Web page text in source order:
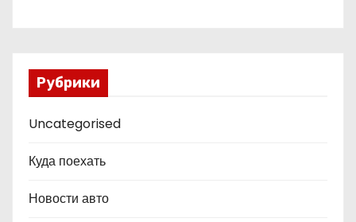
Рубрики
Uncategorised
Куда поехать
Новости авто